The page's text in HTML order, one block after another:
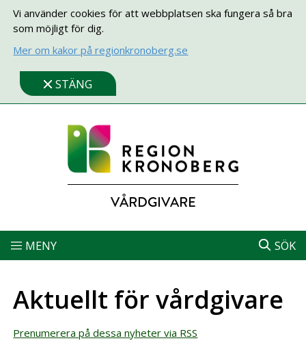
Vi använder cookies för att webbplatsen ska fungera så bra
som möjligt för dig.
Mer om kakor på regionkronoberg.se
STÄNG
VÅRDGIVARE
MENY SÖK
Aktuellt för vårdgivare
Prenumerera på dessa nyheter via RSS